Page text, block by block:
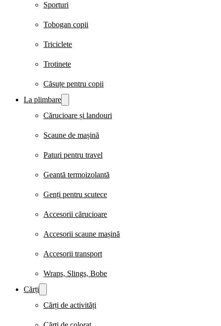
Sporturi
Tobogan copii
Triciclete
Trotinete
Căsuțe pentru copii
La plimbare
Cărucioare și landouri
Scaune de mașină
Paturi pentru travel
Geantă termoizolantă
Genți pentru scutece
Accesorii cărucioare
Accesorii scaune mașină
Accesorii transport
Wraps, Slings, Bobe
Cărți
Cărți de activități